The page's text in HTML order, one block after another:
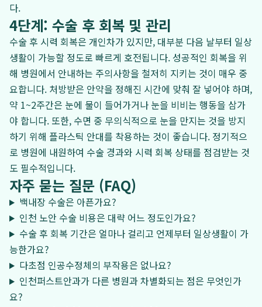
다.
4단계: 수술 후 회복 및 관리
수술 후 시력 회복은 개인차가 있지만, 대부분 다음 날부터 일상
생활이 가능할 정도로 빠르게 호전됩니다. 성공적인 회복을 위
해 병원에서 안내하는 주의사항을 철저히 지키는 것이 매우 중
요합니다. 처방받은 안약을 정해진 시간에 맞춰 잘 넣어야 하며,
약 1~2주간은 눈에 물이 들어가거나 눈을 비비는 행동을 삼가
야 합니다. 또한, 수면 중 무의식적으로 눈을 만지는 것을 방지
하기 위해 플라스틱 안대를 착용하는 것이 좋습니다. 정기적으
로 병원에 내원하여 수술 경과와 시력 회복 상태를 점검받는 것
도 필수적입니다.
자주 묻는 질문 (FAQ)
백내장 수술은 아픈가요?
인천 노안 수술 비용은 대략 어느 정도인가요?
수술 후 회복 기간은 얼마나 걸리고 언제부터 일상생활이 가
능한가요?
다초점 인공수정체의 부작용은 없나요?
인천퍼스트안과가 다른 병원과 차별화되는 점은 무엇인가
요?